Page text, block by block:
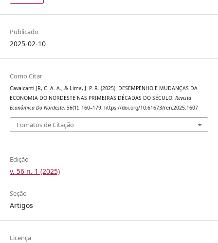
Publicado
2025-02-10
Como Citar
Cavalcanti JR, C. A. A., & Lima, J. P. R. (2025). DESEMPENHO E MUDANÇAS DA
ECONOMIA DO NORDESTE NAS PRIMEIRAS DÉCADAS DO SÉCULO. Revista
Econômica Do Nordeste, 56(1), 160–179. https://doi.org/10.61673/ren.2025.1607
Fomatos de Citação
Edição
v. 56 n. 1 (2025)
Seção
Artigos
Licença